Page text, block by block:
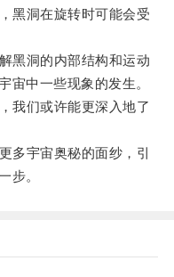
洞在旋转时可能会受
洞的内部结构和运动
宙中一些现象的发生。
们或许能更深入地了
宇宙奥秘的面纱，引
步。